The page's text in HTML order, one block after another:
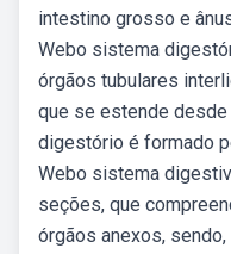
intestino grosso e
Webo sistema
órgãos tubulares
que se estende desde
digestório é formado
Webo sistema
seções, que
órgãos anexos,